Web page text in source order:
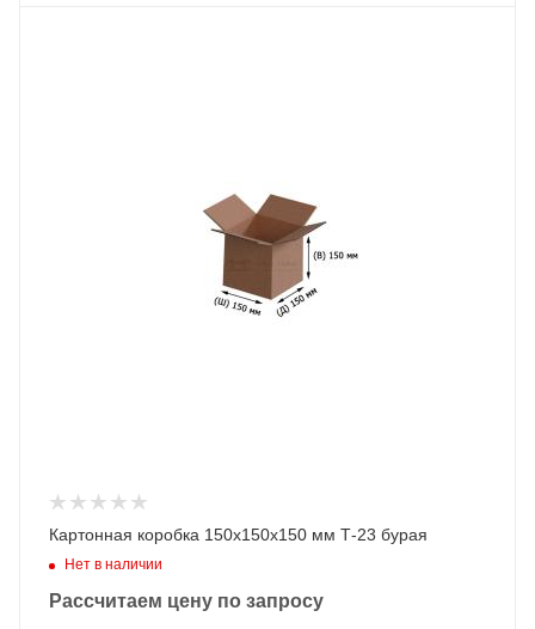
Картонная коробка 150х150х150 мм Т-23 бурая
Нет в наличии
Рассчитаем цену по запросу